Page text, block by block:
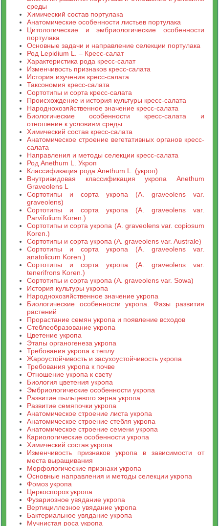
среды
Химический состав портулака
Анатомические особенности листьев портулака
Цитологические и эмбриологические особенности
портулака
Основные задачи и направление селекции портулака
Род Lepidium L. – Кресс-салат
Характеристика рода кресс-салат
Изменчивость признаков кресс-салата
История изучения кресс-салата
Таксономия кресс-салата
Сортотипы и сорта кресс-салата
Происхождение и история культуры кресс-салата
Народнохозяйственное значение кресс-салата
Биологические особенности кресс-салата и
отношение к условиям среды
Химический состав кресс-салата
Анатомическое строение вегетативных органов кресс-
салата
Направления и методы селекции кресс-салата
Род Anethum L. Укроп
Классификация рода Anethum L. (укроп)
Внутривидовая классификация укропа Anethum
Graveolens L
Сортотипы и сорта укропа (A. graveolens var.
graveolens)
Сортотипы и сорта укропа (A. graveolens var.
Parvifolium Koren.)
Сортотипы и сорта укропа (A. graveolens var. copiosum
Koren.)
Сортотипы и сорта укропа (A. graveolens var. Australe)
Сортотипы и сорта укропа (A. graveolens var.
anatolicum Koren.)
Сортотипы и сорта укропа (A. graveolens var.
tenerifrons Koren.)
Сортотипы и сорта укропа (A. graveolens var. Sowa)
История культуры укропа
Народнохозяйственное значение укропа
Биологические особенности укропа. Фазы развития
растений
Прорастание семян укропа и появление всходов
Стеблеобразование укропа
Цветение укропа
Этапы органогенеза укропа
Требования укропа к теплу
Жароустойчивость и засухоустойчивость укропа
Требования укропа к почве
Отношение укропа к свету
Биология цветения укропа
Эмбриологические особенности укропа
Развитие пыльцевого зерна укропа
Развитие семяпочки укропа
Анатомическое строение листа укропа
Анатомическое строение стебля укропа
Анатомическое строение семени укропа
Кариологические особенности укропа
Химический состав укропа
Изменчивость признаков укропа в зависимости от
места выращивания
Морфологические признаки укропа
Основные направления и методы селекции укропа
Фомоз укропа
Церкоспороз укропа
Фузариозное увядание укропа
Вертициллезное увядание укропа
Бактериальное увядание укропа
Мучнистая роса укропа